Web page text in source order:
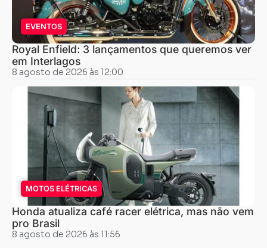
EVENTOS
Royal Enfield: 3 lançamentos que queremos ver
em Interlagos
8 agosto de 2026 às 12:00
MOTOS ELÉTRICAS
Honda atualiza café racer elétrica, mas não vem
pro Brasil
8 agosto de 2026 às 11:56